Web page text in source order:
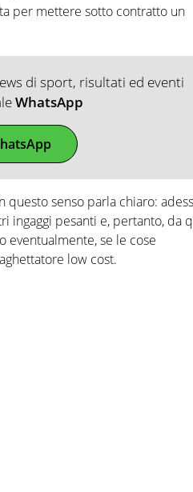
per mettere sotto contratto un
di sport, risultati ed eventi
WhatsApp
questo senso parla chiaro:
ingaggi pesanti e, pertanto, da
eventualmente, se le cose
low cost.